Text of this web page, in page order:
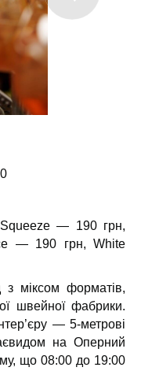
Squeeze — 190 грн,
— 190 грн, White
міксом форматів,
швейної фабрики.
— 5-метрові
на Оперний
що 08:00 до 19:00